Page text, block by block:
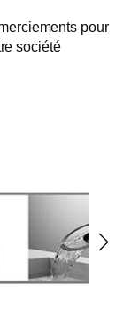
pour
société